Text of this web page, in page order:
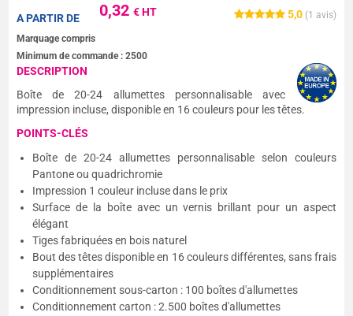
5,0 (1 avis)
0,32€ HT
A PARTIR DE
Marquage compris
Minimum de commande :2500
DESCRIPTION
Boîte de 20-24 allumettes personnalisable avec
impression incluse, disponible en 16 couleurs pour les têtes.
POINTS-CLÉS
Boîte de 20-24 allumettes personnalisable selon couleurs
Pantone ou quadrichromie
Impression 1 couleur incluse dans le prix
Surface de la boîte avec un vernis brillant pour un aspect
élégant
Tiges fabriquées en bois naturel
Bout des têtes disponible en 16 couleurs différentes, sans frais
supplémentaires
Conditionnement sous-carton : 100 boîtes d'allumettes
Conditionnement carton : 2.500 boîtes d'allumettes